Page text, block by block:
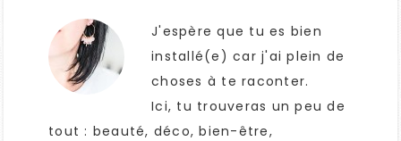
J'espère que tu es bien
installé(e) car j'ai plein de
choses à te raconter.
Ici, tu trouveras un peu de
tout : beauté, déco, bien-être,